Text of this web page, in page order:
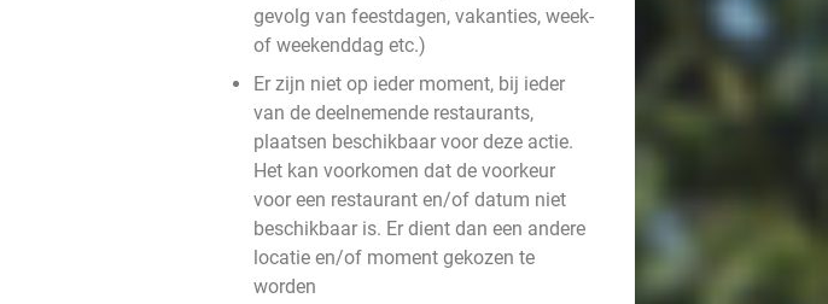
gevolg van feestdagen, vakanties, week-
of weekenddag etc.)
Er zijn niet op ieder moment, bij ieder
van de deelnemende restaurants,
plaatsen beschikbaar voor deze actie.
Het kan voorkomen dat de voorkeur
voor een restaurant en/of datum niet
beschikbaar is. Er dient dan een andere
locatie en/of moment gekozen te
worden